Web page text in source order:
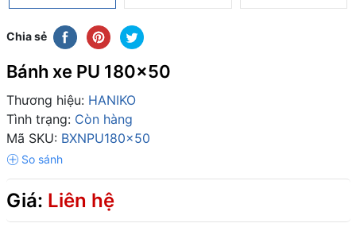
Chia sẻ
Bánh xe PU 180x50
Thương hiệu: HANIKO
Tình trạng: Còn hàng
Mã SKU: BXNPU180x50
Giá: Liên hệ